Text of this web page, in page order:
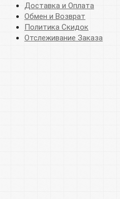
Доставка и Оплата
Обмен и Возврат
Политика Скидок
Отслеживание Заказа